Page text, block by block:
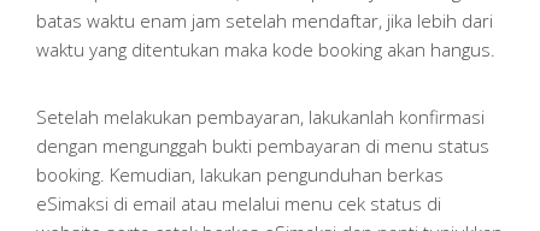
batas waktu enam jam setelah mendaftar, jika lebih dari
waktu yang ditentukan maka kode booking akan hangus.
Setelah melakukan pembayaran, lakukanlah konfirmasi
dengan mengunggah bukti pembayaran di menu status
booking. Kemudian, lakukan pengunduhan berkas
eSimaksi di email atau melalui menu cek status di